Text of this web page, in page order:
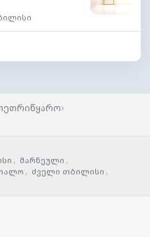
›
, მარნეული ,
, ძველი თბილისი ,